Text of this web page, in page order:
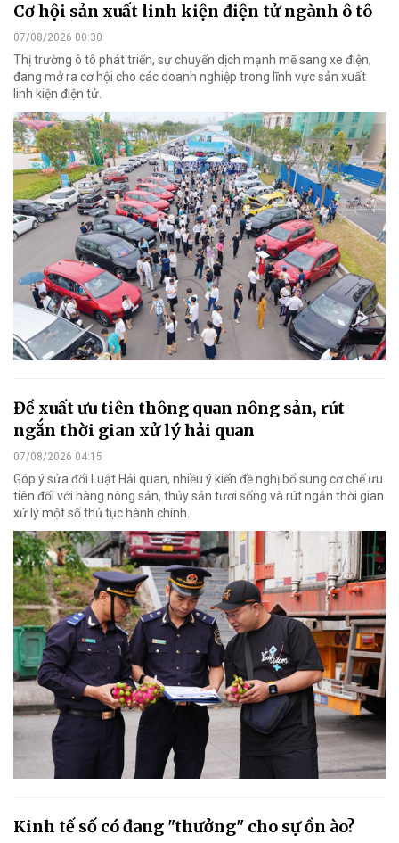
Cơ hội sản xuất linh kiện điện tử ngành ô tô
07/08/2026 00:30
Thị trường ô tô phát triển, sự chuyển dịch mạnh mẽ sang xe điện,
đang mở ra cơ hội cho các doanh nghiệp trong lĩnh vực sản xuất
linh kiện điện tử.
Đề xuất ưu tiên thông quan nông sản, rút
ngắn thời gian xử lý hải quan
07/08/2026 04:15
Góp ý sửa đổi Luật Hải quan, nhiều ý kiến đề nghị bổ sung cơ chế ưu
tiên đối với hàng nông sản, thủy sản tươi sống và rút ngắn thời gian
xử lý một số thủ tục hành chính.
Kinh tế số có đang "thưởng" cho sự ồn ào?